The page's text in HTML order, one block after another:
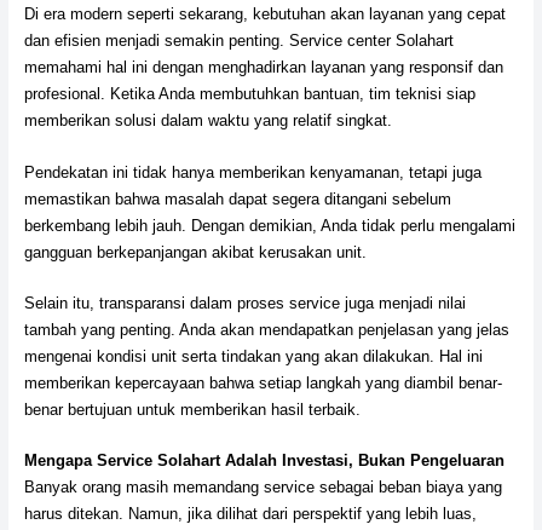
Di era modern seperti sekarang, kebutuhan akan layanan yang cepat
dan efisien menjadi semakin penting. Service center Solahart
memahami hal ini dengan menghadirkan layanan yang responsif dan
profesional. Ketika Anda membutuhkan bantuan, tim teknisi siap
memberikan solusi dalam waktu yang relatif singkat.
Pendekatan ini tidak hanya memberikan kenyamanan, tetapi juga
memastikan bahwa masalah dapat segera ditangani sebelum
berkembang lebih jauh. Dengan demikian, Anda tidak perlu mengalami
gangguan berkepanjangan akibat kerusakan unit.
Selain itu, transparansi dalam proses service juga menjadi nilai
tambah yang penting. Anda akan mendapatkan penjelasan yang jelas
mengenai kondisi unit serta tindakan yang akan dilakukan. Hal ini
memberikan kepercayaan bahwa setiap langkah yang diambil benar-
benar bertujuan untuk memberikan hasil terbaik.
Mengapa Service Solahart Adalah Investasi, Bukan Pengeluaran
Banyak orang masih memandang service sebagai beban biaya yang
harus ditekan. Namun, jika dilihat dari perspektif yang lebih luas,